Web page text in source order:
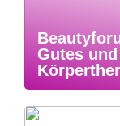
Gutes